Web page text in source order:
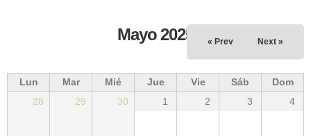
Mayo 2025 « Prev Next »
Lun Mar Mié Jue Vie Sáb
Dom
28
29 30 1 2 3 4